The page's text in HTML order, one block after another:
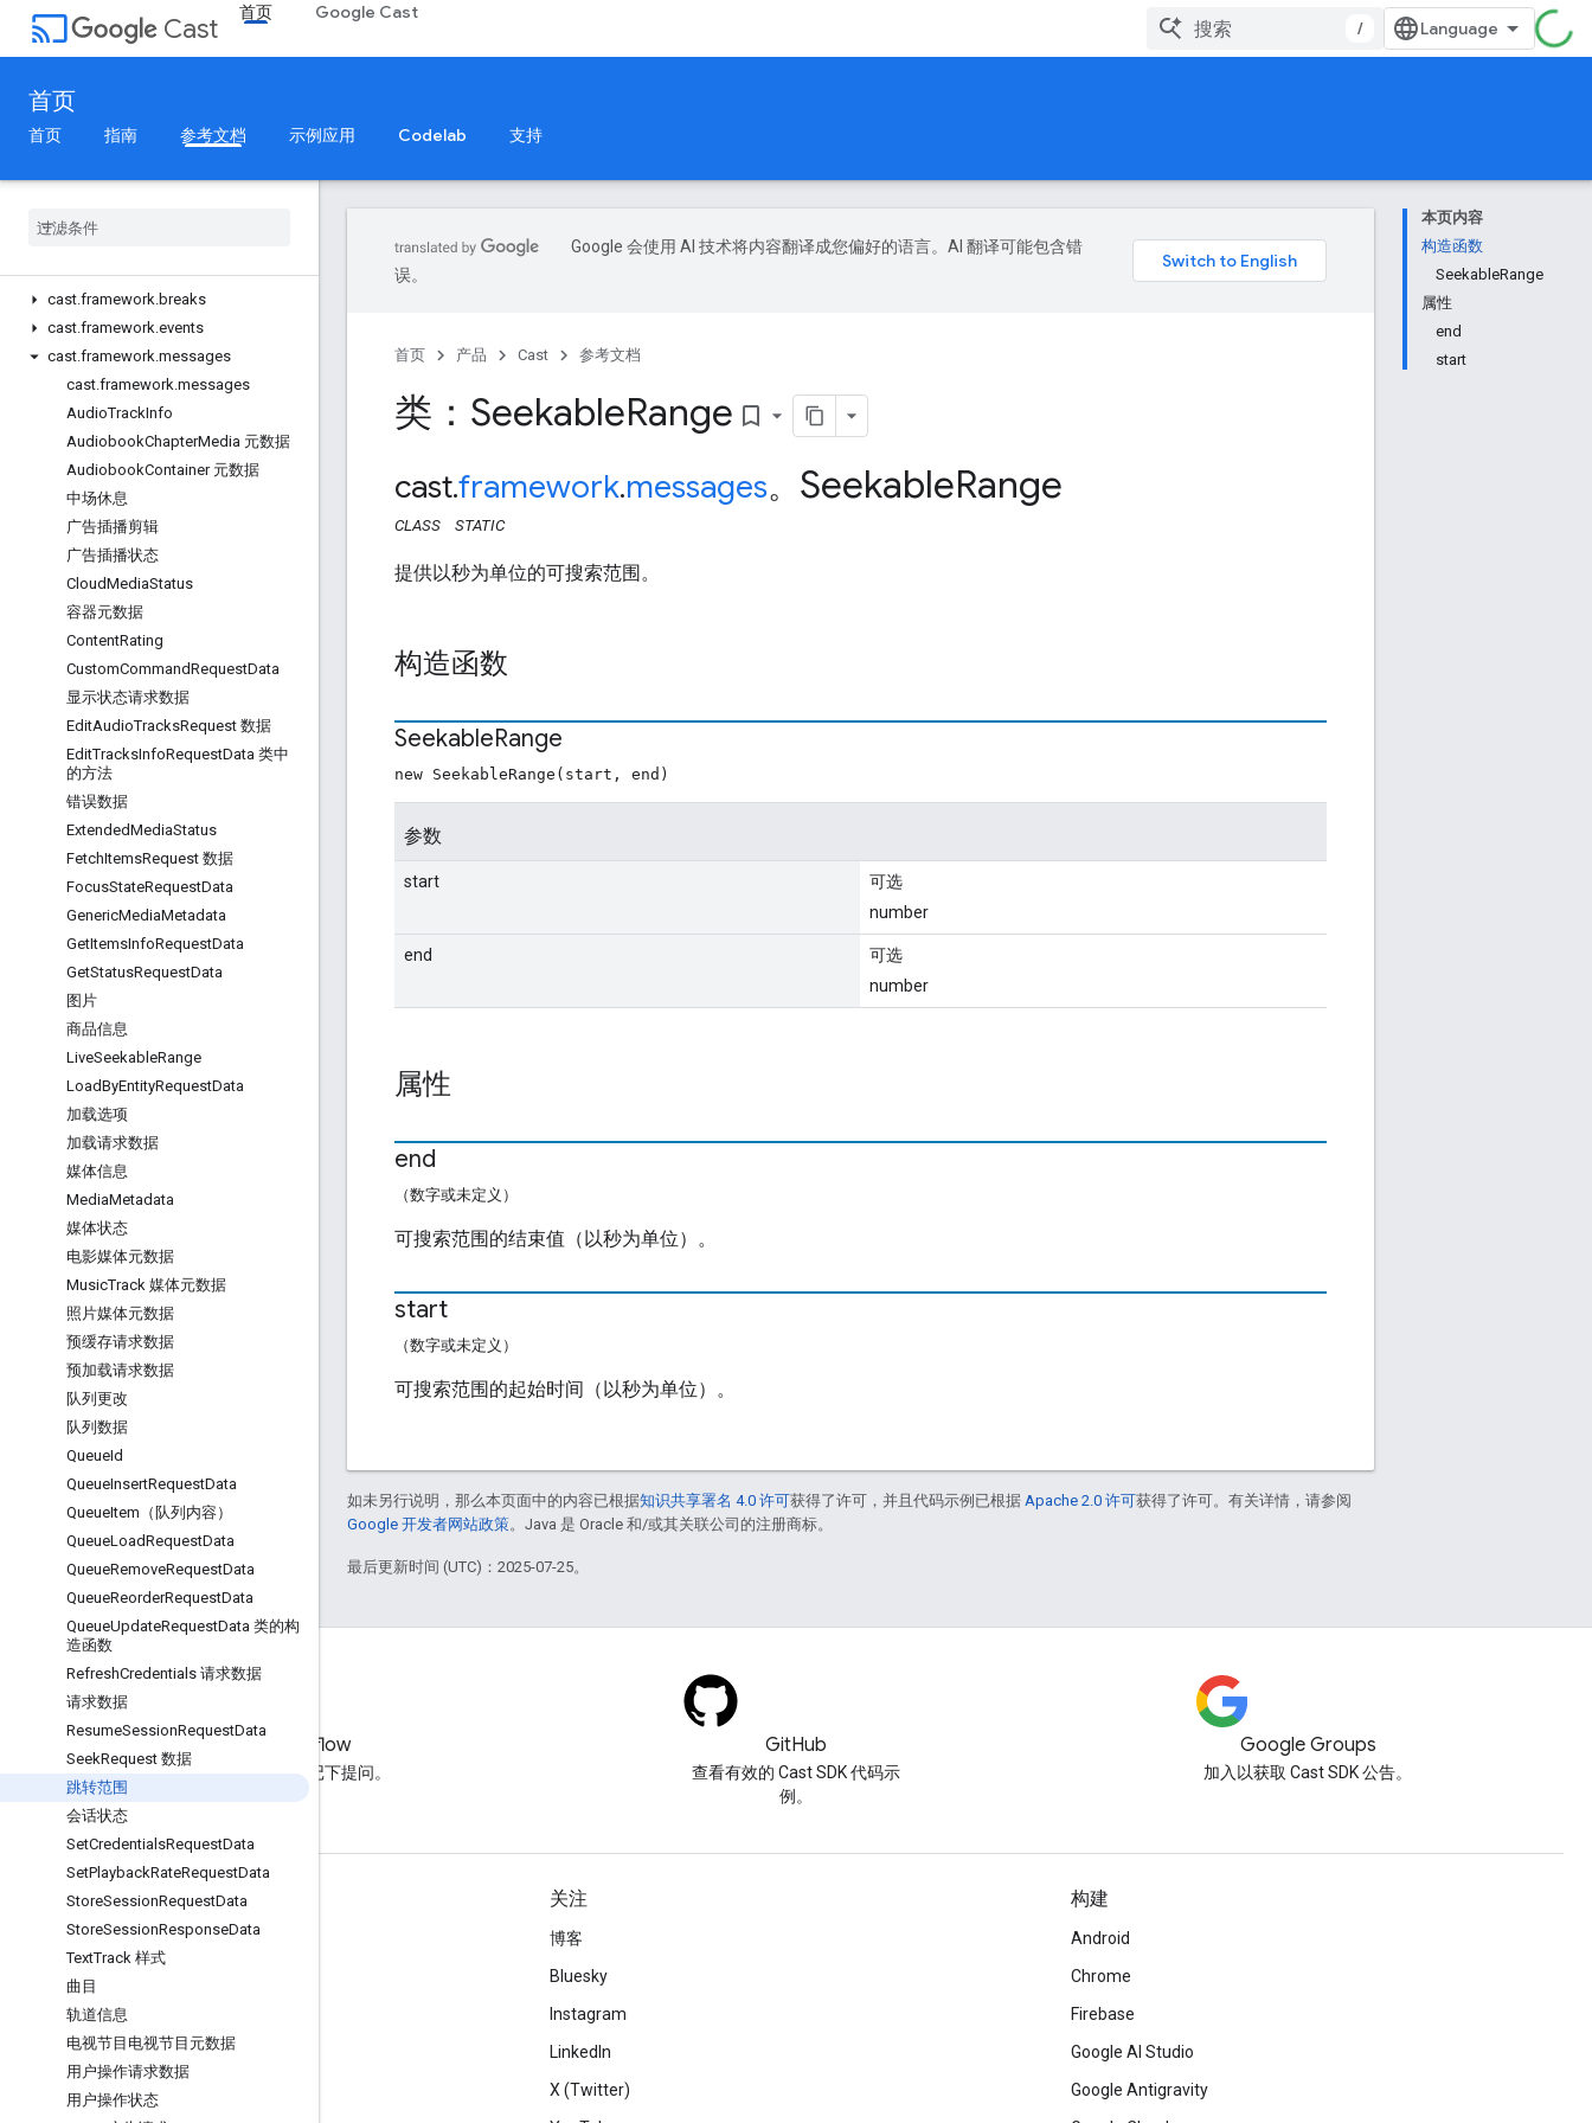
cast Cast
首页 Google Cast
/
首页
首页 指南 参考文档 示例应用 Codelab 支持
发件人 API
iOS 发送者 API
Web Sender API
接收器 API
Cast.framework
cast.framework.breaks
cast.framework.events
cast.framework.messages
cast.framework.messages
AudioTrackInfo
AudiobookChapterMedia 元数据
AudiobookContainer 元数据
中场休息
广告插播剪辑
广告插播状态
CloudMediaStatus
容器元数据
ContentRating
CustomCommandRequestData
显示状态请求数据
EditAudioTracksRequest 数据
EditTracksInfoRequestData 类中
的方法
错误数据
ExtendedMediaStatus
FetchItemsRequest 数据
FocusStateRequestData
GenericMediaMetadata
GetItemsInfoRequestData
GetStatusRequestData
图片
商品信息
LiveSeekableRange
LoadByEntityRequestData
加载选项
加载请求数据
媒体信息
MediaMetadata
媒体状态
电影媒体元数据
MusicTrack 媒体元数据
照片媒体元数据
预缓存请求数据
预加载请求数据
队列更改
队列数据
QueueId
QueueInsertRequestData
QueueItem（队列内容）
QueueLoadRequestData
QueueRemoveRequestData
QueueReorderRequestData
QueueUpdateRequestData 类的构
造函数
RefreshCredentials 请求数据
请求数据
ResumeSessionRequestData
SeekRequest 数据
跳转范围
会话状态
SetCredentialsRequestData
SetPlaybackRateRequestData
StoreSessionRequestData
StoreSessionResponseData
TextTrack 样式
曲目
轨道信息
电视节目电视节目元数据
用户操作请求数据
用户操作状态
本页内容
构造函数
SeekableRange
属性
end
start
Google 会使用 AI 技术将内容翻译成您偏好的语言。AI 翻译可能包含错
误。
首页 产品 Cast 参考文档
类：SeekableRange bookmark_border
cast.framework.messages。 SeekableRange
CLASS STATIC
提供以秒为单位的可搜索范围。
构造函数
SeekableRange
new SeekableRange(start, end)
参数
start
可选
number
end
可选
number
属性
end
（数字或未定义）
可搜索范围的结束值（以秒为单位）。
start
（数字或未定义）
可搜索范围的起始时间（以秒为单位）。
如未另行说明，那么本页面中的内容已根据知识共享署名 4.0 许可获得了许可，并且代码示例已根据 Apache 2.0 许可获得了许可。有关详情，请参阅
Google 开发者网站政策。Java 是 Oracle 和/或其关联公司的注册商标。
最后更新时间 (UTC)：2025-07-25。
Stack Overflow
在 google-cast 标记下提问。
GitHub
查看有效的 Cast SDK 代码示
例。
Google Groups
加入以获取 Cast SDK 公告。
产品信息
Cast 开发者控制台
服务条款
版本说明
关注
博客
Bluesky
Instagram
LinkedIn
X (Twitter)
构建
Android
Chrome
Firebase
Google AI Studio
Google Antigravity